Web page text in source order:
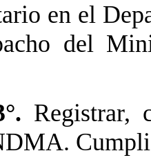
en el
del
Registrar,